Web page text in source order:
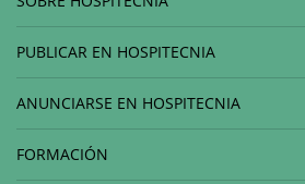
PUBLICAR EN HOSPITECNIA
ANUNCIARSE EN HOSPITECNIA
FORMACIÓN